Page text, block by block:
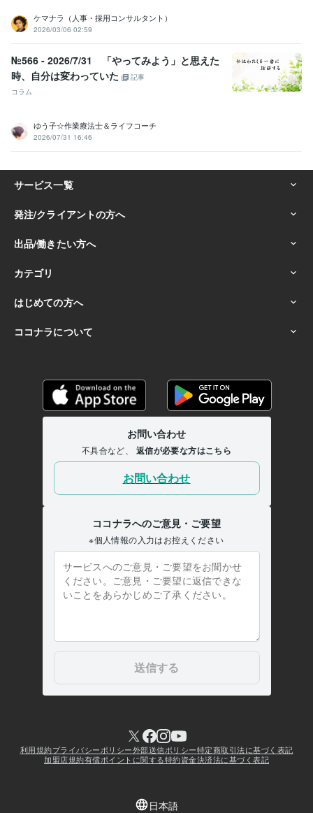
ケマナラ（人事・採用コンサルタント）
2026/03/06 02:59
№566 - 2026/7/31 「やってみよう」と思えた
時、自分は変わっていた
記事
コラム
ゆう子☆作業療法士＆ライフコーチ
2026/07/31 16:46